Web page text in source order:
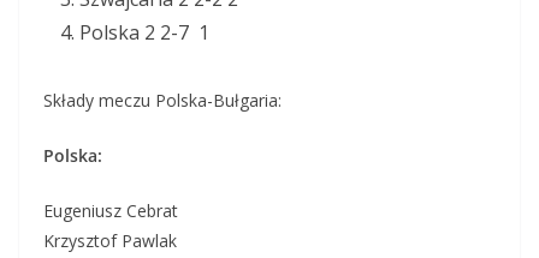
Polska 2 2-7 1
Składy meczu Polska-Bułgaria:
Polska:
Eugeniusz Cebrat
Krzysztof Pawlak